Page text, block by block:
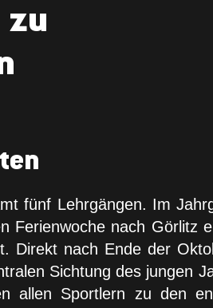
zu
fünf Lehrgängen. Im
Ferienwoche nach Görlitz
Direkt nach Ende der
Sichtung des jungen
allen Sportlern zu den